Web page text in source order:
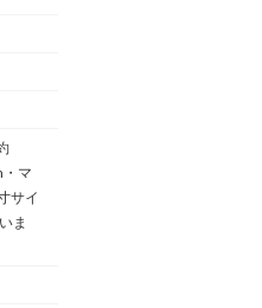
マ
サイ
ま